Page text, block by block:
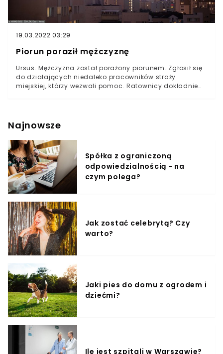
19.03.2022 03:29
Piorun poraził mężczyznę
Ursus. Mężczyzna został porażony piorunem. Zgłosił się
do działających niedaleko pracowników straży
miejskiej, którzy wezwali pomoc. Ratownicy dokładnie
Najnowsze
Spółka z ograniczoną
odpowiedzialnością - na
czym polega?
Jak zostać celebrytą? Czy
warto?
Jaki pies do domu z ogrodem i
dziećmi?
Ile jest szpitali w Warszawie?